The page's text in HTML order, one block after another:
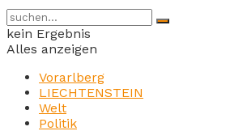
kein Ergebnis
Alles anzeigen
Vorarlberg
LIECHTENSTEIN
Welt
Politik